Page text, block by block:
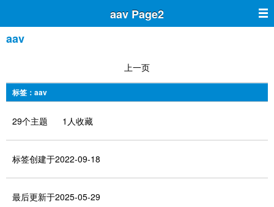
aav Page2
aav
上一页
标签：aav
29个主题 1人收藏
标签创建于2022-09-18
最后更新于2025-05-29